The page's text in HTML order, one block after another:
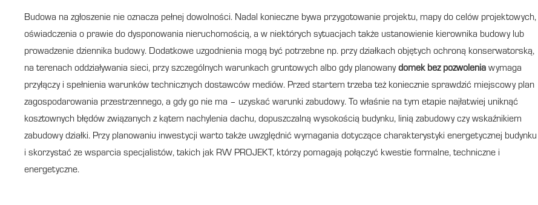
Budowa na zgłoszenie nie oznacza pełnej dowolności. Nadal konieczne bywa przygotowanie projektu, mapy do celów projektowych,
oświadczenia o prawie do dysponowania nieruchomością, a w niektórych sytuacjach także ustanowienie kierownika budowy lub
prowadzenie dziennika budowy. Dodatkowe uzgodnienia mogą być potrzebne np. przy działkach objętych ochroną konserwatorską,
na terenach oddziaływania sieci, przy szczególnych warunkach gruntowych albo gdy planowanydomek bez pozwolenia wymaga
przyłączy i spełnienia warunków technicznych dostawców mediów. Przed startem trzeba też koniecznie sprawdzić miejscowy plan
zagospodarowania przestrzennego, a gdy go nie ma – uzyskać warunki zabudowy. To właśnie na tym etapie najłatwiej uniknąć
kosztownych błędów związanych z kątem nachylenia dachu, dopuszczalną wysokością budynku, linią zabudowy czy wskaźnikiem
zabudowy działki. Przy planowaniu inwestycji warto także uwzględnić wymagania dotyczące charakterystyki energetycznej budynku
i skorzystać ze wsparcia specjalistów, takich jak RW PROJEKT, którzy pomagają połączyć kwestie formalne, techniczne i
energetyczne.